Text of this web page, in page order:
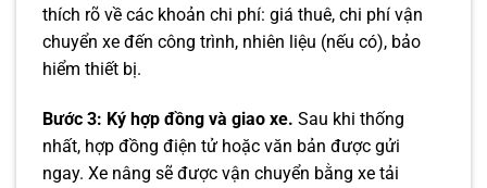
thích rõ về các khoản chi phí: giá thuê, chi phí vận
chuyển xe đến công trình, nhiên liệu (nếu có), bảo
hiểm thiết bị.
Bước 3: Ký hợp đồng và giao xe. Sau khi thống
nhất, hợp đồng điện tử hoặc văn bản được gửi
ngay. Xe nâng sẽ được vận chuyển bằng xe tải